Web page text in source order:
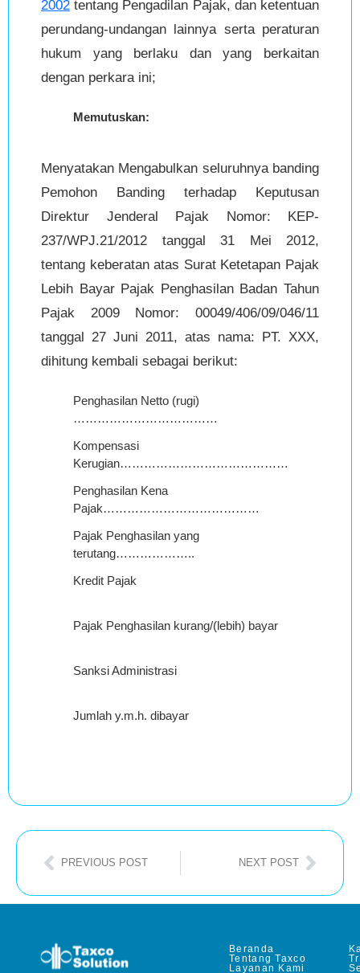
2002 tentang Pengadilan Pajak, dan ketentuan
perundang-undangan lainnya serta peraturan
hukum yang berlaku dan yang berkaitan
dengan perkara ini;
Memutuskan:
Menyatakan Mengabulkan seluruhnya banding
Pemohon Banding terhadap Keputusan
Direktur Jenderal Pajak Nomor: KEP-
237/WPJ.21/2012 tanggal 31 Mei 2012,
tentang keberatan atas Surat Ketetapan Pajak
Lebih Bayar Pajak Penghasilan Badan Tahun
Pajak 2009 Nomor: 00049/406/09/046/11
tanggal 27 Juni 2011, atas nama: PT. XXX,
dihitung kembali sebagai berikut:
Penghasilan Netto (rugi)
………………………………
Kompensasi
Kerugian……………………………………
Penghasilan Kena
Pajak…………………………………
Pajak Penghasilan yang
terutang………………..
Kredit Pajak
Pajak Penghasilan kurang/(lebih) bayar
Sanksi Administrasi
Jumlah y.m.h. dibayar
PREVIOUS POST NEXT POST
Beranda
Tentang Taxco
Layanan Kami